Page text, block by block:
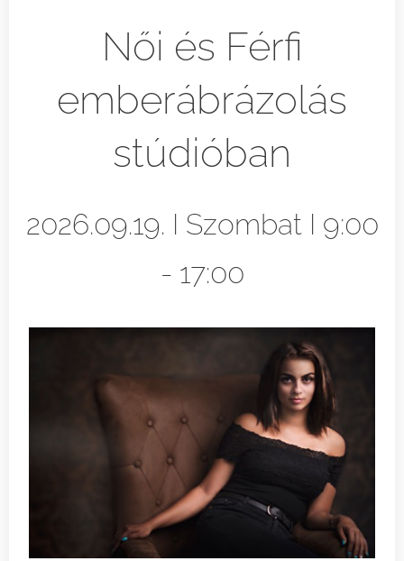
Női és Férfi
emberábrázolás
stúdióban
2026.09.19. I Szombat I 9:00
- 17:00